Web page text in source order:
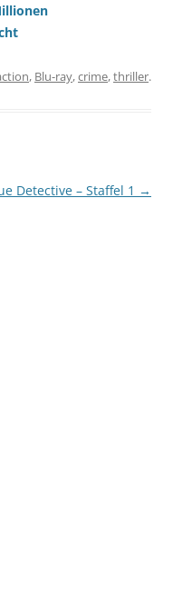
, Blu-ray,crime,thriller.
Detective – Staffel 1 →